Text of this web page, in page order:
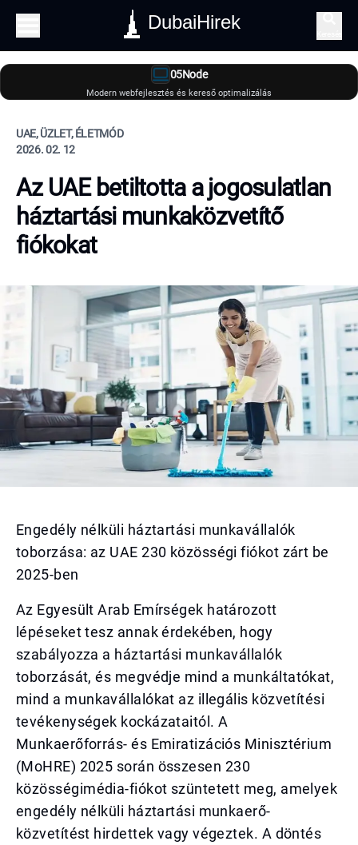
DubaiHirek
05Node
Modern webfejlesztés és kereső optimalizálás
UAE, ÜZLET, ÉLETMÓD
2026. 02. 12
Az UAE betiltotta a jogosulatlan
háztartási munkaközvetítő
fiókokat
Engedély nélküli háztartási munkavállalók
toborzása: az UAE 230 közösségi fiókot zárt be
2025-ben
Az Egyesült Arab Emírségek határozott
lépéseket tesz annak érdekében, hogy
szabályozza a háztartási munkavállalók
toborzását, és megvédje mind a munkáltatókat,
mind a munkavállalókat az illegális közvetítési
tevékenységek kockázataitól. A
Munkaerőforrás- és Emiratizációs Minisztérium
(MoHRE) 2025 során összesen 230
közösségimédia-fiókot szüntetett meg, amelyek
engedély nélküli háztartási munkaerő-
közvetítést hirdettek vagy végeztek. A döntés